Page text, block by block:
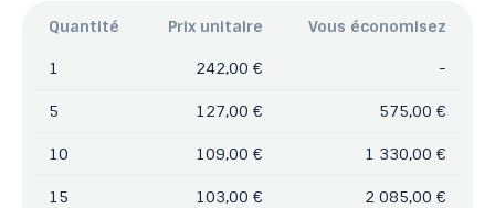
Quantité Prix unitaire Vous économisez
1 242,00 € -
5 127,00 € 575,00 €
10 109,00 € 1 330,00 €
15 103,00 € 2 085,00 €